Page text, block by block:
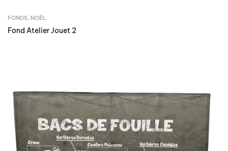
FONDS, NOËL
Fond Atelier Jouet 2